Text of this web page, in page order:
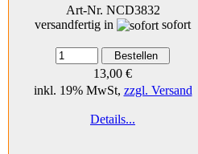
Art-Nr. NCD3832
versandfertig in
sofort
13,00 €
inkl. 19% MwSt, zzgl. Versand
Details...